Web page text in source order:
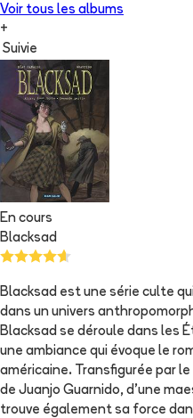
Voir tous les albums
+
Suivie
En cours
Blacksad
Blacksad est une série culte
dans un univers
Blacksad se déroule dans les
une ambiance qui évoque le
américaine. Transfigurée par
de Juanjo Guarnido, d'une
trouve également sa force